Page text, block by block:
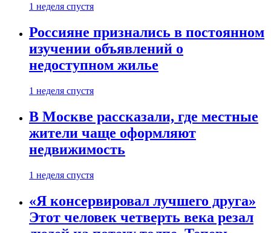
1 неделя спустя
Россияне признались в постоянном
изучении объявлений о
недоступном жилье
1 неделя спустя
В Москве рассказали, где местные
жители чаще оформляют
недвижимость
1 неделя спустя
«Я консервировал лучшего друга»
Этот человек четверть века резал